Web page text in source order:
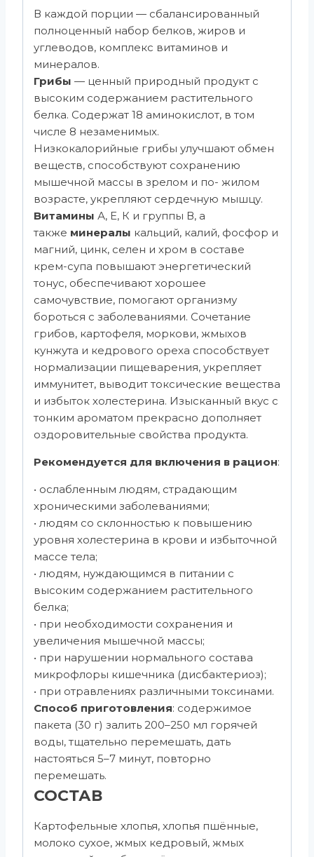
В каждой порции — сбалансированный
полноценный набор белков, жиров и
углеводов, комплекс витаминов и
минералов.
Грибы — ценный природный продукт с
высоким содержанием растительного
белка. Содержат 18 аминокислот, в том
числе 8 незаменимых.
Низкокалорийные грибы улучшают обмен
веществ, способствуют сохранению
мышечной массы в зрелом и по- жилом
возрасте, укрепляют сердечную мышцу.
Витамины А, Е, К и группы В, а
также минералы кальций, калий, фосфор и
магний, цинк, селен и хром в составе
крем-супа повышают энергетический
тонус, обеспечивают хорошее
самочувствие, помогают организму
бороться с заболеваниями. Сочетание
грибов, картофеля, моркови, жмыхов
кунжута и кедрового ореха способствует
нормализации пищеварения, укрепляет
иммунитет, выводит токсические вещества
и избыток холестерина. Изысканный вкус с
тонким ароматом прекрасно дополняет
оздоровительные свойства продукта.
Рекомендуется для включения в рацион:
• ослабленным людям, страдающим
хроническими заболеваниями;
• людям со склонностью к повышению
уровня холестерина в крови и избыточной
массе тела;
• людям, нуждающимся в питании с
высоким содержанием растительного
белка;
• при необходимости сохранения и
увеличения мышечной массы;
• при нарушении нормального состава
микрофлоры кишечника (дисбактериоз);
• при отравлениях различными токсинами.
Способ приготовления: cодержимое
пакета (30 г) залить 200–250 мл горячей
воды, тщательно перемешать, дать
настояться 5–7 минут, повторно
перемешать.
СОСТАВ
Картофельные хлопья, хлопья пшённые,
молоко сухое, жмых кедровый, жмых